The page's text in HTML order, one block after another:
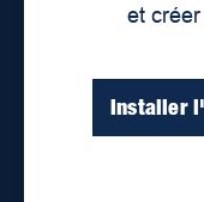
et
Installer
Lieux de distribution
Nous joindre
Parutions